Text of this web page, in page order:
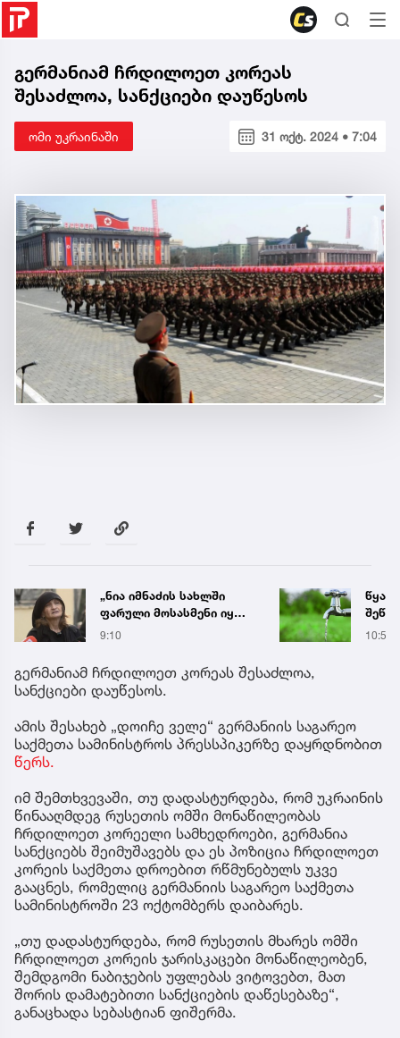
გერმანიამ ჩრდილოეთ კორეას
შესაძლოა, სანქციები დაუწესოს
ომი უკრაინაში 31 ოქტ. 2024 • 7:04
„ნია იმნაძის სახლში
ფარული მოსასმენი იყო
დამონტაჟებული, მისი
აღდგა...“ - ეკა კუპატაძე
9:10 10:58
გერმანიამ ჩრდილოეთ კორეას შესაძლოა,
სანქციები დაუწესოს.
ამის შესახებ „დოიჩე ველე“ გერმანიის საგარეო
საქმეთა სამინისტროს პრესსპიკერზე დაყრდნობით
წერს.
იმ შემთხვევაში, თუ დადასტურდება, რომ უკრაინის
წინააღმდეგ რუსეთის ომში მონაწილეობას
ჩრდილოეთ კორეელი სამხედროები, გერმანია
სანქციებს შეიმუშავებს და ეს პოზიცია ჩრდილოეთ
კორეის საქმეთა დროებით რწმუნებულს უკვე
გააცნეს, რომელიც გერმანიის საგარეო საქმეთა
სამინისტროში 23 ოქტომბერს დაიბარეს.
„თუ დადასტურდება, რომ რუსეთის მხარეს ომში
ჩრდილოეთ კორეის ჯარისკაცები მონაწილეობენ,
შემდგომი ნაბიჯების უფლებას ვიტოვებთ, მათ
შორის დამატებითი სანქციების დაწესებაზე“,
განაცხადა სებასტიან ფიშერმა.